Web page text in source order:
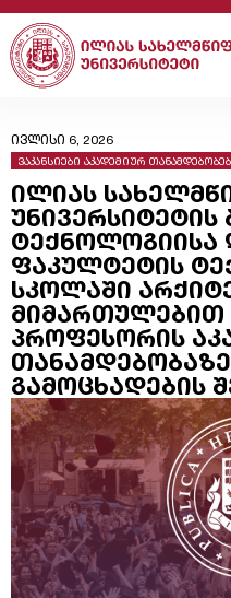
ივლისი 6, 2026
ვაკანსიები აკადემიურ
ილიას
უნივერსიტეტის
ტექნოლოგიისა
ფაკულტეტის
სკოლაში
მიმართულებით
პროფესორის
გამოცხადების